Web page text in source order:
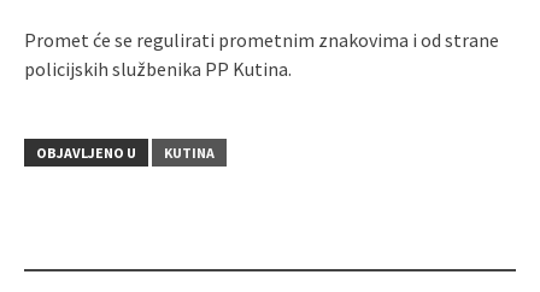
Promet će se regulirati prometnim znakovima i od strane
policijskih službenika PP Kutina.
OBJAVLJENO U KUTINA